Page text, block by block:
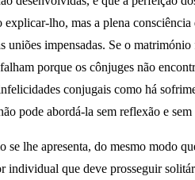
lho, mas a plena
impensadas. Se o
porque os cônjuges não
conjugais como há
pode abordá-la sem reflexão e sem
lhe apresenta, do mesmo modo
que deve prosseguir